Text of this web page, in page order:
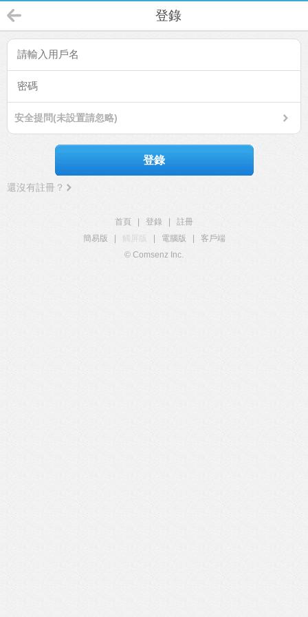
登錄
安全提問(未設置請忽略)
登錄
還沒有註冊？
首頁 登錄
註冊
簡易版
觸屏版 電腦版
客戶端
© Comsenz Inc.